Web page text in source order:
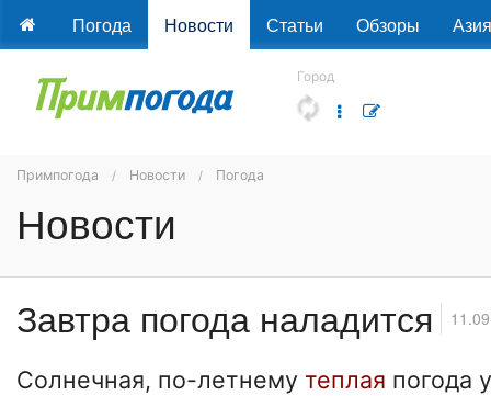
Погода Новости Статьи Обзоры Азия
Город
Примпогода Новости Погода
Новости
Завтра погода наладится
Солнечная, по-летнему теплая погода